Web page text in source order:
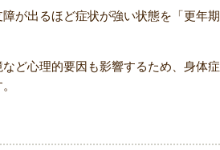
が出るほど症状が強い状態を「更年期
ど心理的要因も影響するため、身体症